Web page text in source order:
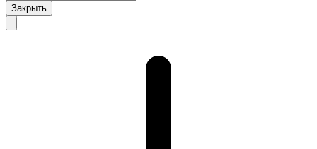
Закрыть